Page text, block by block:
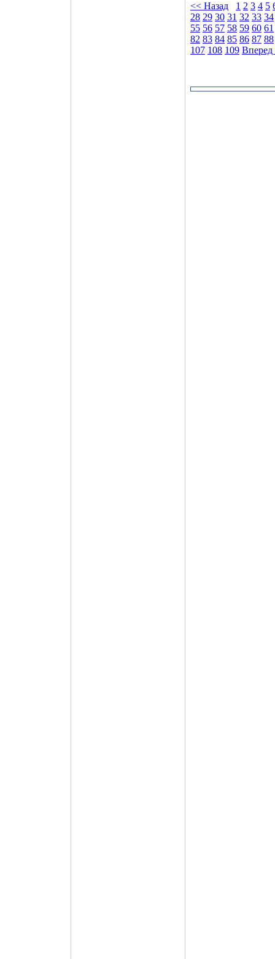
<< Назад
1 2 3 4 5
28 29 30 31 32 33 34
55 56 57 58 59 60 61
82 83 84 85 86 87 88
107 108 109 Вперед